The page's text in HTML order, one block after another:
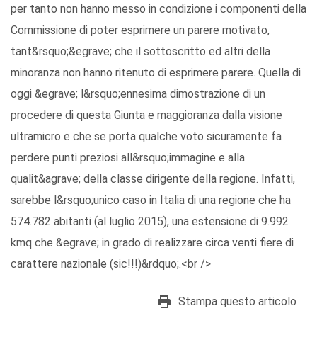
per tanto non hanno messo in condizione i componenti della
Commissione di poter esprimere un parere motivato,
tant&rsquo;&egrave; che il sottoscritto ed altri della
minoranza non hanno ritenuto di esprimere parere. Quella di
oggi &egrave; l&rsquo;ennesima dimostrazione di un
procedere di questa Giunta e maggioranza dalla visione
ultramicro e che se porta qualche voto sicuramente fa
perdere punti preziosi all&rsquo;immagine e alla
qualit&agrave; della classe dirigente della regione. Infatti,
sarebbe l&rsquo;unico caso in Italia di una regione che ha
574.782 abitanti (al luglio 2015), una estensione di 9.992
kmq che &egrave; in grado di realizzare circa venti fiere di
carattere nazionale (sic!!!)&rdquo;.<br />
Stampa questo articolo